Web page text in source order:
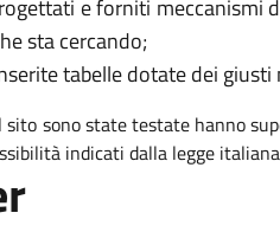
e forniti meccanismi
sta cercando;
tabelle dotate dei giusti
sito sono state testate hanno
indicati dalla legge